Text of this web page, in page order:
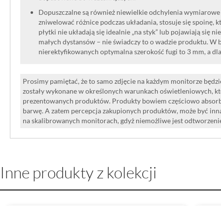
Dopuszczalne są również niewielkie odchylenia
zniwelować różnice podczas układania, stosuje się spoinę,
płytki nie układają się idealnie „na styk” lub pojawiają się
małych dystansów – nie świadczy to o wadzie produktu. W
nierektyfikowanych optymalna szerokość fugi to 3 mm, a
Prosimy pamiętać, że to samo zdjęcie na każdym monitorze
zostały wykonane w określonych warunkach oświetleniowych,
prezentowanych produktów. Produkty bowiem częściowo
barwę. A zatem percepcja zakupionych produktów, może być
na skalibrowanych monitorach, gdyż niemożliwe jest
Inne produkty z kolekcji